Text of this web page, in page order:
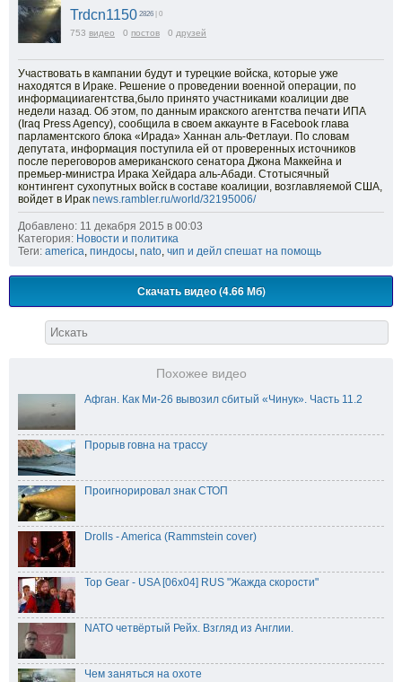
Trdcn1150 2826 | 0
753 видео 0 постов 0 друзей
Участвовать в кампании будут и турецкие войска, которые уже
находятся в Ираке. Решение о проведении военной операции, по
информацииагентства,было принято участниками коалиции две
недели назад. Об этом, по данным иракского агентства печати ИПА
(Iraq Press Agency), сообщила в своем аккаунте в Facebook глава
парламентского блока «Ирада» Ханнан аль-Фетлауи. По словам
депутата, информация поступила ей от проверенных источников
после переговоров американского сенатора Джона Маккейна и
премьер-министра Ирака Хейдара аль-Абади. Стотысячный
контингент сухопутных войск в составе коалиции, возглавляемой США,
войдет в Ирак news.rambler.ru/world/32195006/
Добавлено: 11 декабря 2015 в 00:03
Категория: Новости и политика
Теги: america, пиндосы, nato, чип и дейл спешат на помощь
Скачать видео (4.66 Мб)
Похожее видео
Афган. Как Ми-26 вывозил сбитый «Чинук». Часть 11.2
Прорыв говна на трассу
Проигнорировал знак СТОП
Drolls - America (Rammstein cover)
Top Gear - USA [06x04] RUS "Жажда скорости"
NATO четвёртый Рейх. Взгляд из Англии.
Чем заняться на охоте